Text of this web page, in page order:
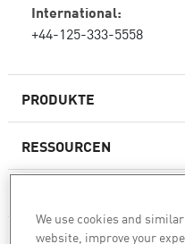
PRODUKTE
Next-Generation-
RESSOURCEN
International:
+44-125-333-5558
We use cookies and
website, improve your